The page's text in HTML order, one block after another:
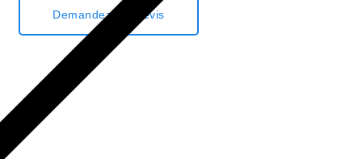
Demandez Un Devis